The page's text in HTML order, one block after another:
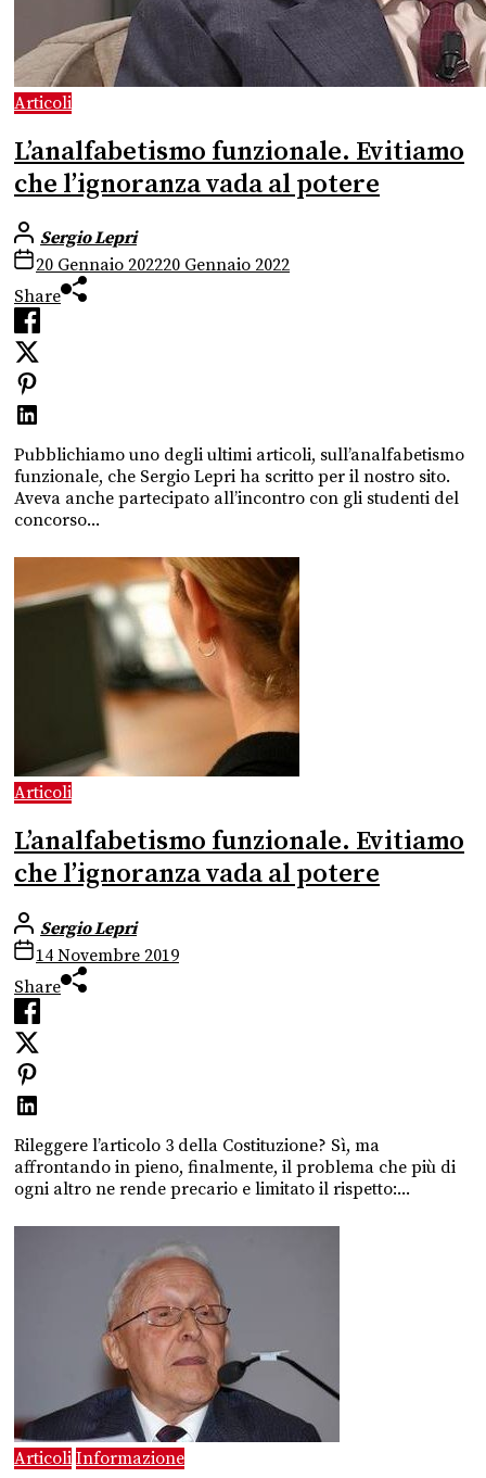
Articoli
L’analfabetismo funzionale. Evitiamo
che l’ignoranza vada al potere
Sergio Lepri
20 Gennaio 202220 Gennaio 2022
Share
Pubblichiamo uno degli ultimi articoli, sull’analfabetismo
funzionale, che Sergio Lepri ha scritto per il nostro sito.
Aveva anche partecipato all’incontro con gli studenti del
concorso...
Articoli
L’analfabetismo funzionale. Evitiamo
che l’ignoranza vada al potere
Sergio Lepri
14 Novembre 2019
Share
Rileggere l’articolo 3 della Costituzione? Sì, ma
affrontando in pieno, finalmente, il problema che più di
ogni altro ne rende precario e limitato il rispetto:...
Articoli Informazione